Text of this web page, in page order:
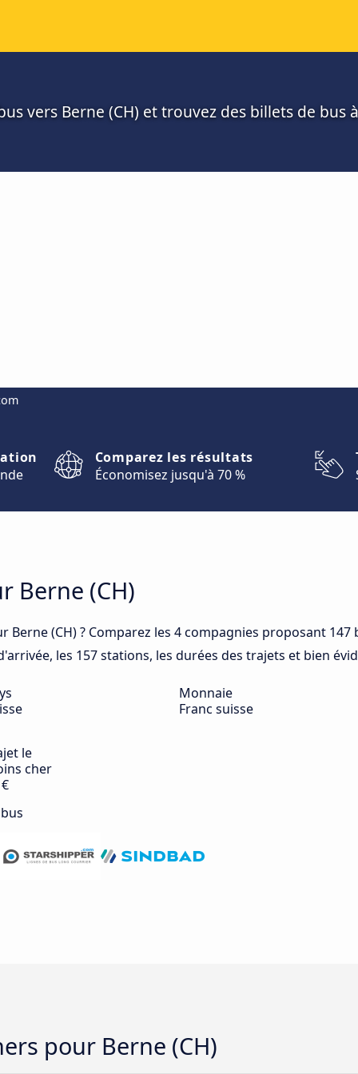
vers Berne (CH) et trouvez des billets de bus
Comparez les résultats
Économisez jusqu'à 70 %
Berne (CH)
Berne (CH) ? Comparez les 4 compagnies proposant
les 157 stations, les durées des trajets et bien
Monnaie
Franc suisse
le
cher
pour Berne (CH)